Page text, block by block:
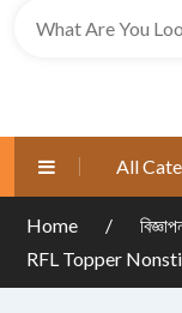
All
Home
RFL Topper